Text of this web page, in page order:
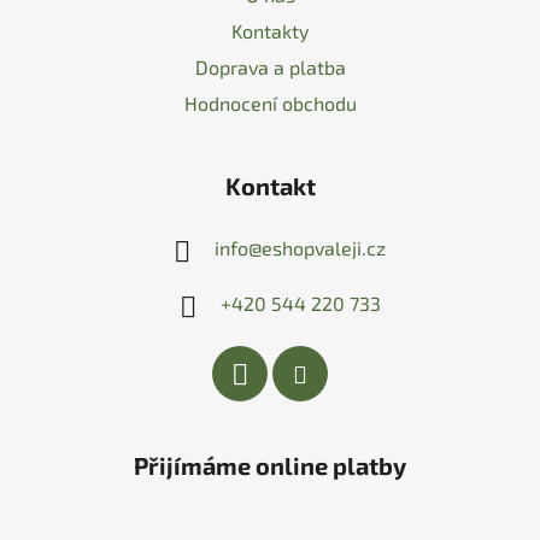
Kontakty
Doprava a platba
Hodnocení obchodu
Kontakt
info@eshopvaleji.cz
+420 544 220 733
Přijímáme online platby